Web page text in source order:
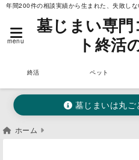
年間200件の相談実績から生まれた、失敗し
menu
墓じまい専
ト終活
終活 ペット
墓じまいは丸
ホーム